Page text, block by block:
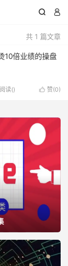
 
共 1 篇文章
10倍业绩的操盘
 赞(0)
阅读()